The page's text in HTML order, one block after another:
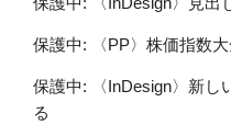
保護中: 〈PP〉株価指数大
保護中: 〈InDesign〉新し
る